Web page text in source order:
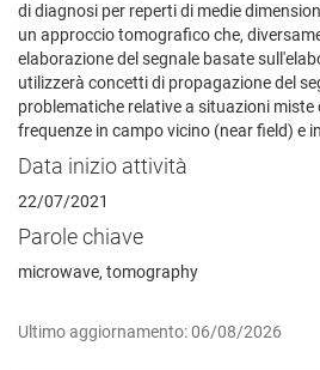
di diagnosi per reperti di medie
un approccio tomografico che,
elaborazione del segnale basate
utilizzerà concetti di propagazione del
problematiche relative a situazioni
frequenze in campo vicino (near field) e
Data inizio attività
22/07/2021
Parole chiave
microwave, tomography
Ultimo aggiornamento: 06/08/2026